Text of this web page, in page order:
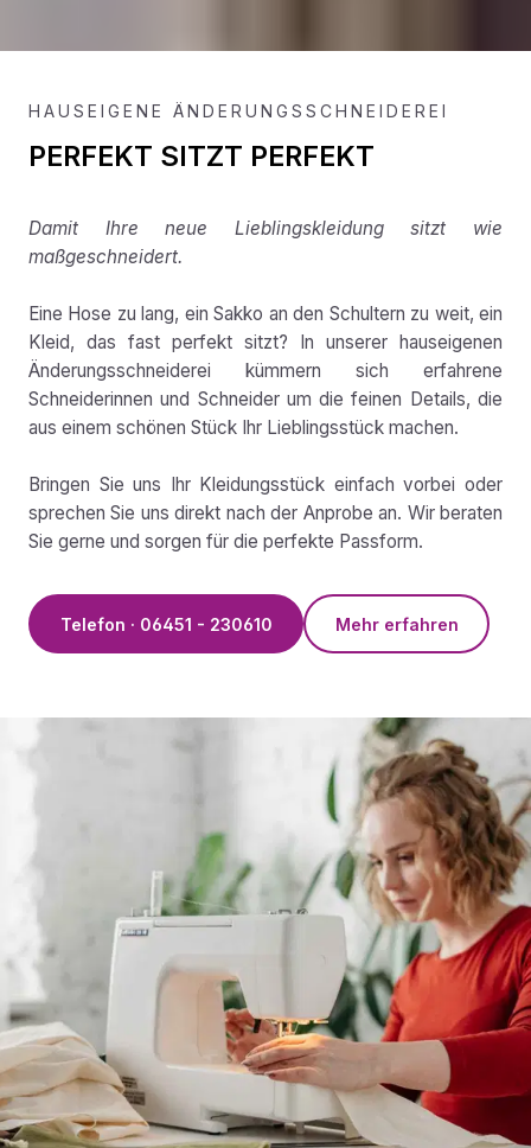
HAUSEIGENE ÄNDERUNGSSCHNEIDEREI
PERFEKT SITZT PERFEKT
Damit Ihre neue Lieblingskleidung sitzt wie
maßgeschneidert.
Eine Hose zu lang, ein Sakko an den Schultern zu weit, ein
Kleid, das fast perfekt sitzt? In unserer hauseigenen
Änderungsschneiderei kümmern sich erfahrene
Schneiderinnen und Schneider um die feinen Details, die
aus einem schönen Stück Ihr Lieblingsstück machen.
Bringen Sie uns Ihr Kleidungsstück einfach vorbei oder
sprechen Sie uns direkt nach der Anprobe an. Wir beraten
Sie gerne und sorgen für die perfekte Passform.
Telefon · 06451 - 230610 Mehr erfahren